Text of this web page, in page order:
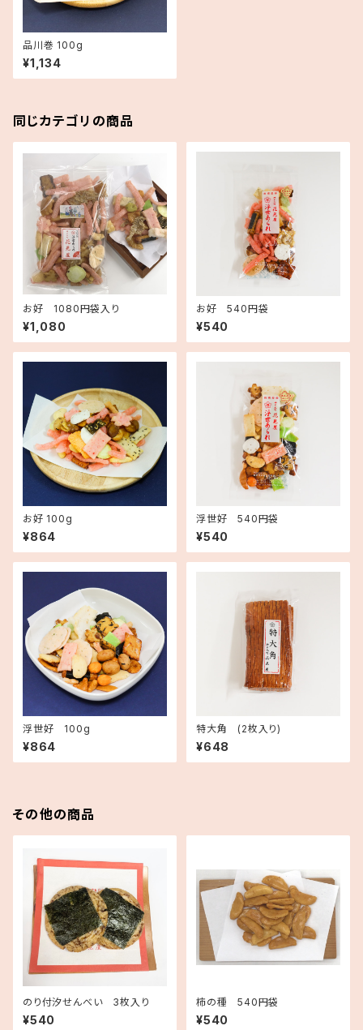
品川巻 100g
¥1,134
同じカテゴリの商品
お好 1080円袋入り
¥1,080
お好 540円袋
¥540
お好 100g
¥864
浮世好 540円袋
¥540
浮世好 100g
¥864
特大角 (2枚入り)
¥648
その他の商品
のり付汐せんべい 3枚入り
¥540
柿の種 540円袋
¥540